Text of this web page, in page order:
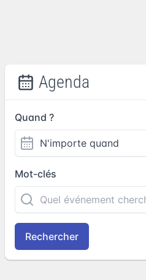
Agenda
Quand ?
Mot-clés
Rechercher